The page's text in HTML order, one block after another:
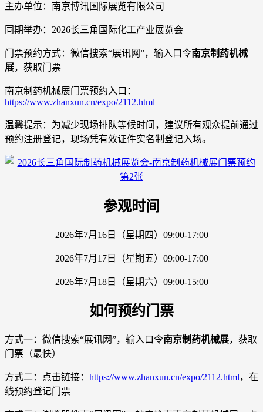
主办单位：南京博讯国际展览有限公司
同期举办：2026长三角国际化工产业展览会
门票预约方式：微信搜索“展讯网”，输入口令南京制药机械
展，获取门票
南京制药机械展门票预约入口：
https://www.zhanxun.cn/expo/2112.html
温馨提示：为减少现场排队等候时间，建议所有观众提前通过
预约注册登记，现场凭有效证件实名制登记入场。
参观时间
2026年7月16日（星期四）09:00-17:00
2026年7月17日（星期五）09:00-17:00
2026年7月18日（星期六）09:00-15:00
如何预约门票
方式一：微信搜索“展讯网”，输入口令南京制药机械展，获取
门票（最快）
方式二：点击链接： https://www.zhanxun.cn/expo/2112.html，在
线预约登记门票